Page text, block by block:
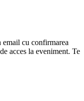
cu confirmarea
acces la eveniment. Te